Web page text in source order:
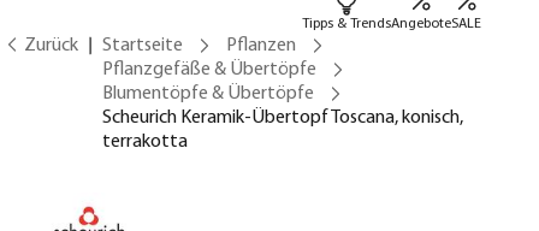
Tipps & TrendsAngeboteSALE
Zurück Startseite
Pflanzen
Pflanzgefäße & Übertöpfe
Blumentöpfe & Übertöpfe
Scheurich Keramik-Übertopf Toscana, konisch,
terrakotta